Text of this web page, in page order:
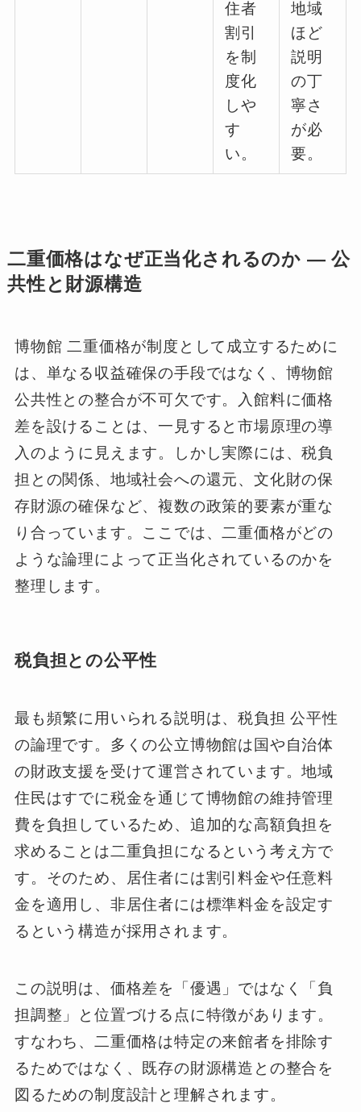
住者
割引
を制
度化
しや
す
い。
地域
ほど
説明
の丁
寧さ
が必
要。
二重価格はなぜ正当化されるのか ― 公
共性と財源構造
博物館 二重価格が制度として成立するために
は、単なる収益確保の手段ではなく、博物館
公共性との整合が不可欠です。入館料に価格
差を設けることは、一見すると市場原理の導
入のように見えます。しかし実際には、税負
担との関係、地域社会への還元、文化財の保
存財源の確保など、複数の政策的要素が重な
り合っています。ここでは、二重価格がどの
ような論理によって正当化されているのかを
整理します。
税負担との公平性
最も頻繁に用いられる説明は、税負担 公平性
の論理です。多くの公立博物館は国や自治体
の財政支援を受けて運営されています。地域
住民はすでに税金を通じて博物館の維持管理
費を負担しているため、追加的な高額負担を
求めることは二重負担になるという考え方で
す。そのため、居住者には割引料金や任意料
金を適用し、非居住者には標準料金を設定す
るという構造が採用されます。
この説明は、価格差を「優遇」ではなく「負
担調整」と位置づける点に特徴があります。
すなわち、二重価格は特定の来館者を排除す
るためではなく、既存の財源構造との整合を
図るための制度設計と理解されます。